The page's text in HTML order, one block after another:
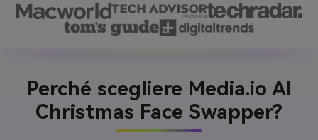
Perché scegliere Media.io AI
Christmas Face Swapper?